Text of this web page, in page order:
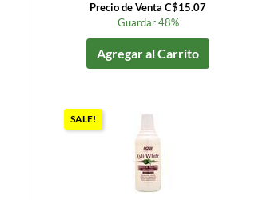
Precio de Venta C$15.07
Guardar 48%
Agregar al Carrito
SALE!